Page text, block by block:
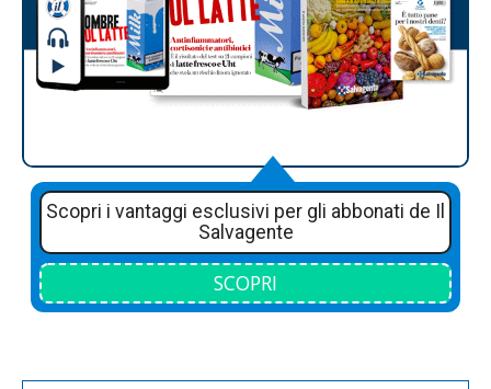
Scopri i vantaggi esclusivi per gli abbonati de Il
Salvagente
SCOPRI